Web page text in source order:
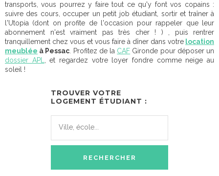
transports, vous pourrez y faire tout ce qu'y font vos copains :
suivre des cours, occuper un petit job étudiant, sortir et traîner à
l'Utopia (dont on profite de l'occasion pour rappeler que leur
abonnement n'est vraiment pas très cher ! ) , puis rentrer
tranquillement chez vous et vous faire à dîner dans votre location
meublée à Pessac . Profitez de la CAF Gironde pour déposer un
dossier APL
, et regardez votre loyer fondre comme neige au
soleil !
TROUVER VOTRE
LOGEMENT ÉTUDIANT :